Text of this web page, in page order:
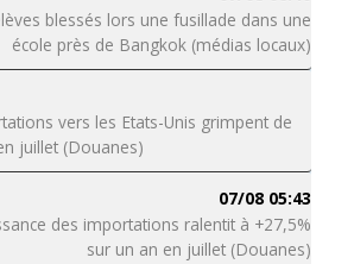
blessés lors une fusillade dans une
école près de Bangkok (médias locaux)
vers les Etats-Unis grimpent de
juillet (Douanes)
07/08 05:43
des importations ralentit à +27,5%
sur un an en juillet (Douanes)